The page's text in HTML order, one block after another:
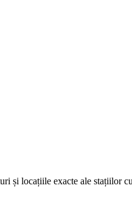
și locațiile exacte ale stațiilor